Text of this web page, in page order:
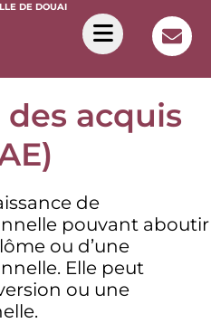
DE DOUAI
acquis
de
pouvant aboutir
ou d’une
Elle peut
ou une